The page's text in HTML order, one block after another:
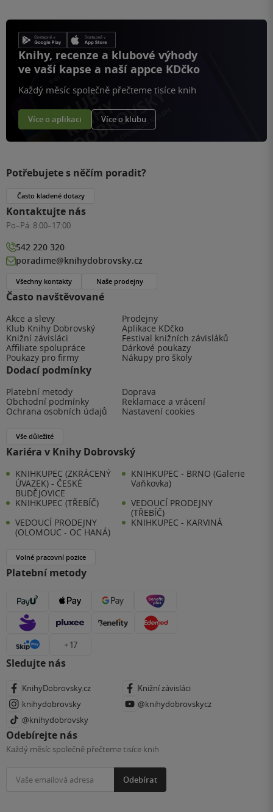
Knihy, recenze a klubové výhody
ve vaší kapse a naší appce KDčko
Každý měsíc společně přečteme tisíce knih
Více o aplikaci Více o klubu
Často navštěvované
Akce a slevy
Prodejny
Klub Knihy Dobrovský
Aplikace KDčko
Knižní závisláci
Festival knižních závisláků
Affiliate spolupráce
Dárkové poukazy
Poukazy pro firmy
Nákupy pro školy
Dodací podmínky
Platební metody
Doprava
Obchodní podmínky
Reklamace a vrácení
Ochrana osobních údajů
Nastavení cookies
Vše důležité
Kariéra v Knihy Dobrovský
KNIHKUPEC (ZKRÁCENÝ
ÚVAZEK) - ČESKÉ
BUDĚJOVICE
KNIHKUPEC - BRNO (Galerie
Vaňkovka)
KNIHKUPEC (TŘEBÍČ)
VEDOUCÍ PRODEJNY
(TŘEBÍČ)
VEDOUCÍ PRODEJNY
(OLOMOUC - OC HANÁ)
KNIHKUPEC - KARVINÁ
Volné pracovní pozice
Platební metody
+ 17
Sledujte nás
KnihyDobrovsky.cz
Knižní závisláci
knihydobrovsky
@knihydobrovskycz
@knihydobrovsky
Odebírejte nás
Každý měsíc společně přečteme tisíce knih
Odebírat
Potřebujete s něčím poradit?
Často kladené dotazy
Kontaktujte nás
Po–Pá: 8:00–17:00
542 220 320
poradime@knihydobrovsky.cz
Všechny kontakty Naše prodejny